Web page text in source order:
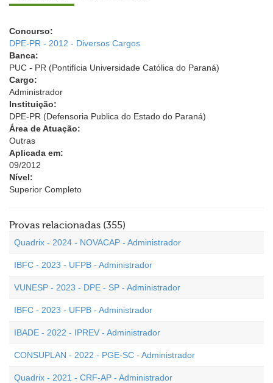
Concurso:
DPE-PR - 2012 - Diversos Cargos
Banca:
PUC - PR (Pontifícia Universidade Católica do Paraná)
Cargo:
Administrador
Instituição:
DPE-PR (Defensoria Publica do Estado do Paraná)
Área de Atuação:
Outras
Aplicada em:
09/2012
Nível:
Superior Completo
Provas relacionadas (355)
Quadrix - 2024 - NOVACAP - Administrador
IBFC - 2023 - UFPB - Administrador
VUNESP - 2023 - DPE - SP - Administrador
IBFC - 2023 - UFPB - Administrador
IBADE - 2022 - IPREV - Administrador
CONSUPLAN - 2022 - PGE-SC - Administrador
Quadrix - 2021 - CRF-AP - Administrador